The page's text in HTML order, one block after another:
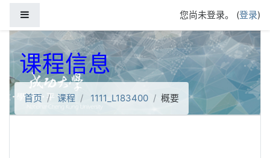
您尚未登录。 (登录)
课程信息
首页 课程 1111_L183400 概要